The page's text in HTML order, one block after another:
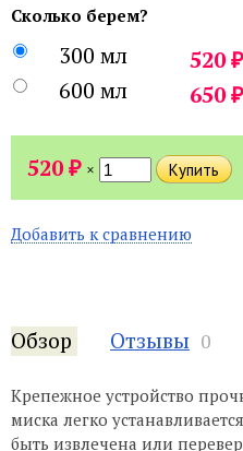
Сколько берем?
300 мл 520₽
600 мл 650₽
520₽ ×
Добавить к сравнению
Обзор Отзывы 0
Крепежное устройство
миска легко
быть извлечена или